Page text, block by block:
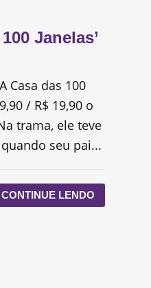
Janelas’
Casa das 100
/ R$ 19,90 o
trama, ele teve
seu pai...
CONTINUE LENDO